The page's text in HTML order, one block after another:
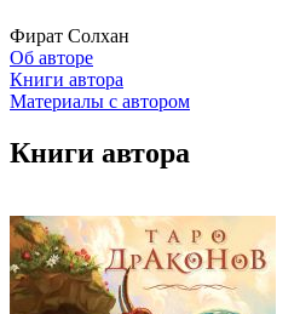
Фират Солхан
Об авторе
Книги автора
Материалы с автором
Книги автора